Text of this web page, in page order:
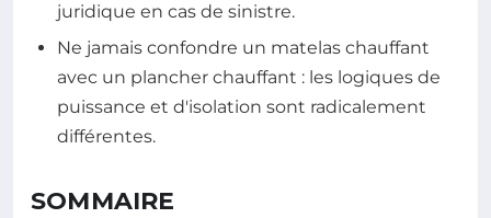
juridique en cas de sinistre.
Ne jamais confondre un matelas chauffant
avec un plancher chauffant : les logiques de
puissance et d'isolation sont radicalement
différentes.
SOMMAIRE